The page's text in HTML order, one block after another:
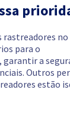
no
para o
a
Outros
estão